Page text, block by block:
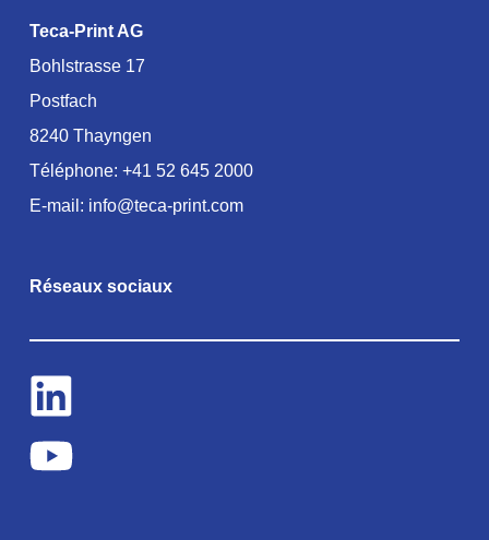
Teca-Print AG
Bohlstrasse 17
Postfach
8240 Thayngen
Téléphone: +41 52 645 2000
E-mail: info@teca-print.com
Réseaux sociaux